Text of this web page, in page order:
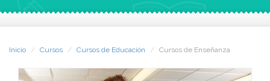
Inicio Cursos Cursos de Educación Cursos de Enseñanza